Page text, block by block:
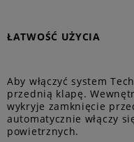
ŁATWOŚĆ UŻYCIA
Aby włączyć system
przednią klapę.
wykryje zamknięcie
automatycznie włączy
powietrznych.